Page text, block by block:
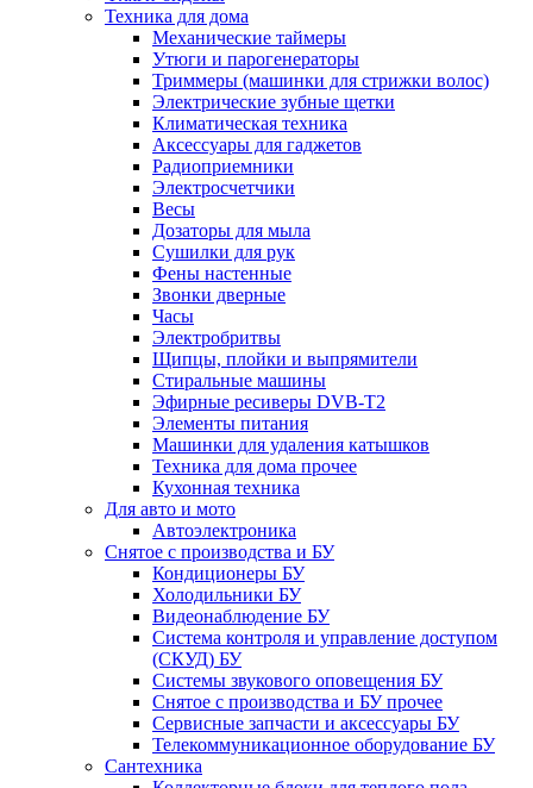
Техника для дома
Механические таймеры
Утюги и парогенераторы
Триммеры (машинки для стрижки волос)
Электрические зубные щетки
Климатическая техника
Аксессуары для гаджетов
Радиоприемники
Электросчетчики
Весы
Дозаторы для мыла
Сушилки для рук
Фены настенные
Звонки дверные
Часы
Электробритвы
Щипцы, плойки и выпрямители
Стиральные машины
Эфирные ресиверы DVB-T2
Элементы питания
Машинки для удаления катышков
Техника для дома прочее
Кухонная техника
Для авто и мото
Автоэлектроника
Снятое с производства и БУ
Кондиционеры БУ
Холодильники БУ
Видеонаблюдение БУ
Система контроля и управление доступом
(СКУД) БУ
Системы звукового оповещения БУ
Снятое с производства и БУ прочее
Сервисные запчасти и аксессуары БУ
Телекоммуникационное оборудование БУ
Сантехника